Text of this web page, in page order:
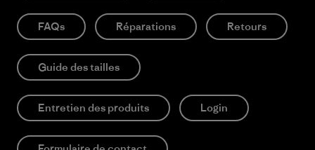
FAQs Réparations Retours
Guide des tailles
Entretien des produits Login